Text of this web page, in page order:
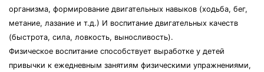
организма, формирование двигательных навыков (ходьба, бег,
метание, лазание и т.д.) И воспитание двигательных качеств
(быстрота, сила, ловкость, выносливость).
Физическое воспитание способствует выработке у детей
привычки к ежедневным занятиям физическими упражнениями,